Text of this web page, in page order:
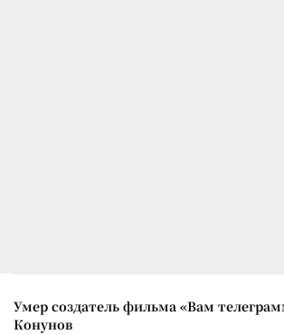
Умер создатель фильма «Вам
Конунов